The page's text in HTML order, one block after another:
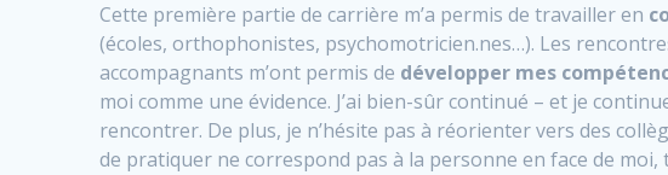
Cette première partie de carrière m’a permis de travailler en
(écoles, orthophonistes, psychomotricien.nes…). Les
accompagnants m’ont permis de développer mes
moi comme une évidence. J’ai bien-sûr continué – et je
rencontrer. De plus, je n’hésite pas à réorienter vers des
de pratiquer ne correspond pas à la personne en face de